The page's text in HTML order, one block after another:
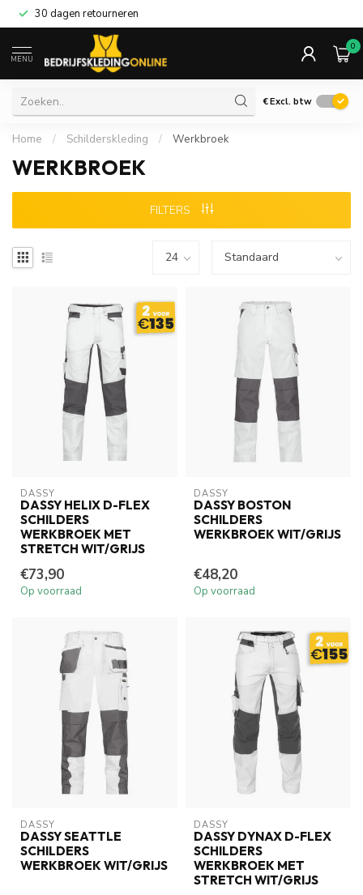
30 dagen retourneren
MENU
0
€Excl. btw
Home / Schilderskleding / Werkbroek
WERKBROEK
FILTERS
DASSY
DASSY HELIX D-FLEX
SCHILDERS
WERKBROEK MET
STRETCH WIT/GRIJS
€73,90
Op voorraad
DASSY
DASSY BOSTON
SCHILDERS
WERKBROEK WIT/GRIJS
€48,20
Op voorraad
DASSY
DASSY SEATTLE
SCHILDERS
WERKBROEK WIT/GRIJS
DASSY
DASSY DYNAX D-FLEX
SCHILDERS
WERKBROEK MET
STRETCH WIT/GRIJS